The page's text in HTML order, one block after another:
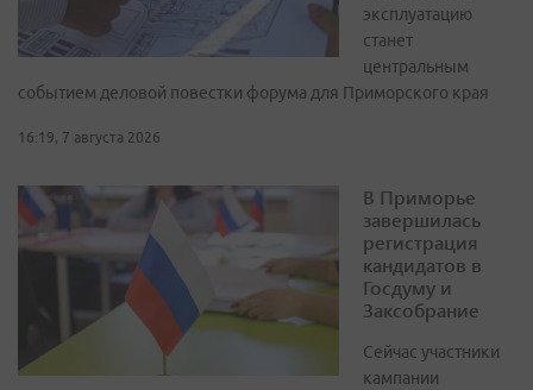
эксплуатацию
станет
центральным
событием деловой повестки форума для Приморского края
16:19, 7 августа 2026
В Приморье
завершилась
регистрация
кандидатов в
Госдуму и
Заксобрание
Сейчас участники
кампании